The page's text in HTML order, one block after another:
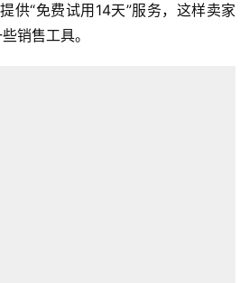
供“免费试用14天”服务，这样卖家
销售工具。